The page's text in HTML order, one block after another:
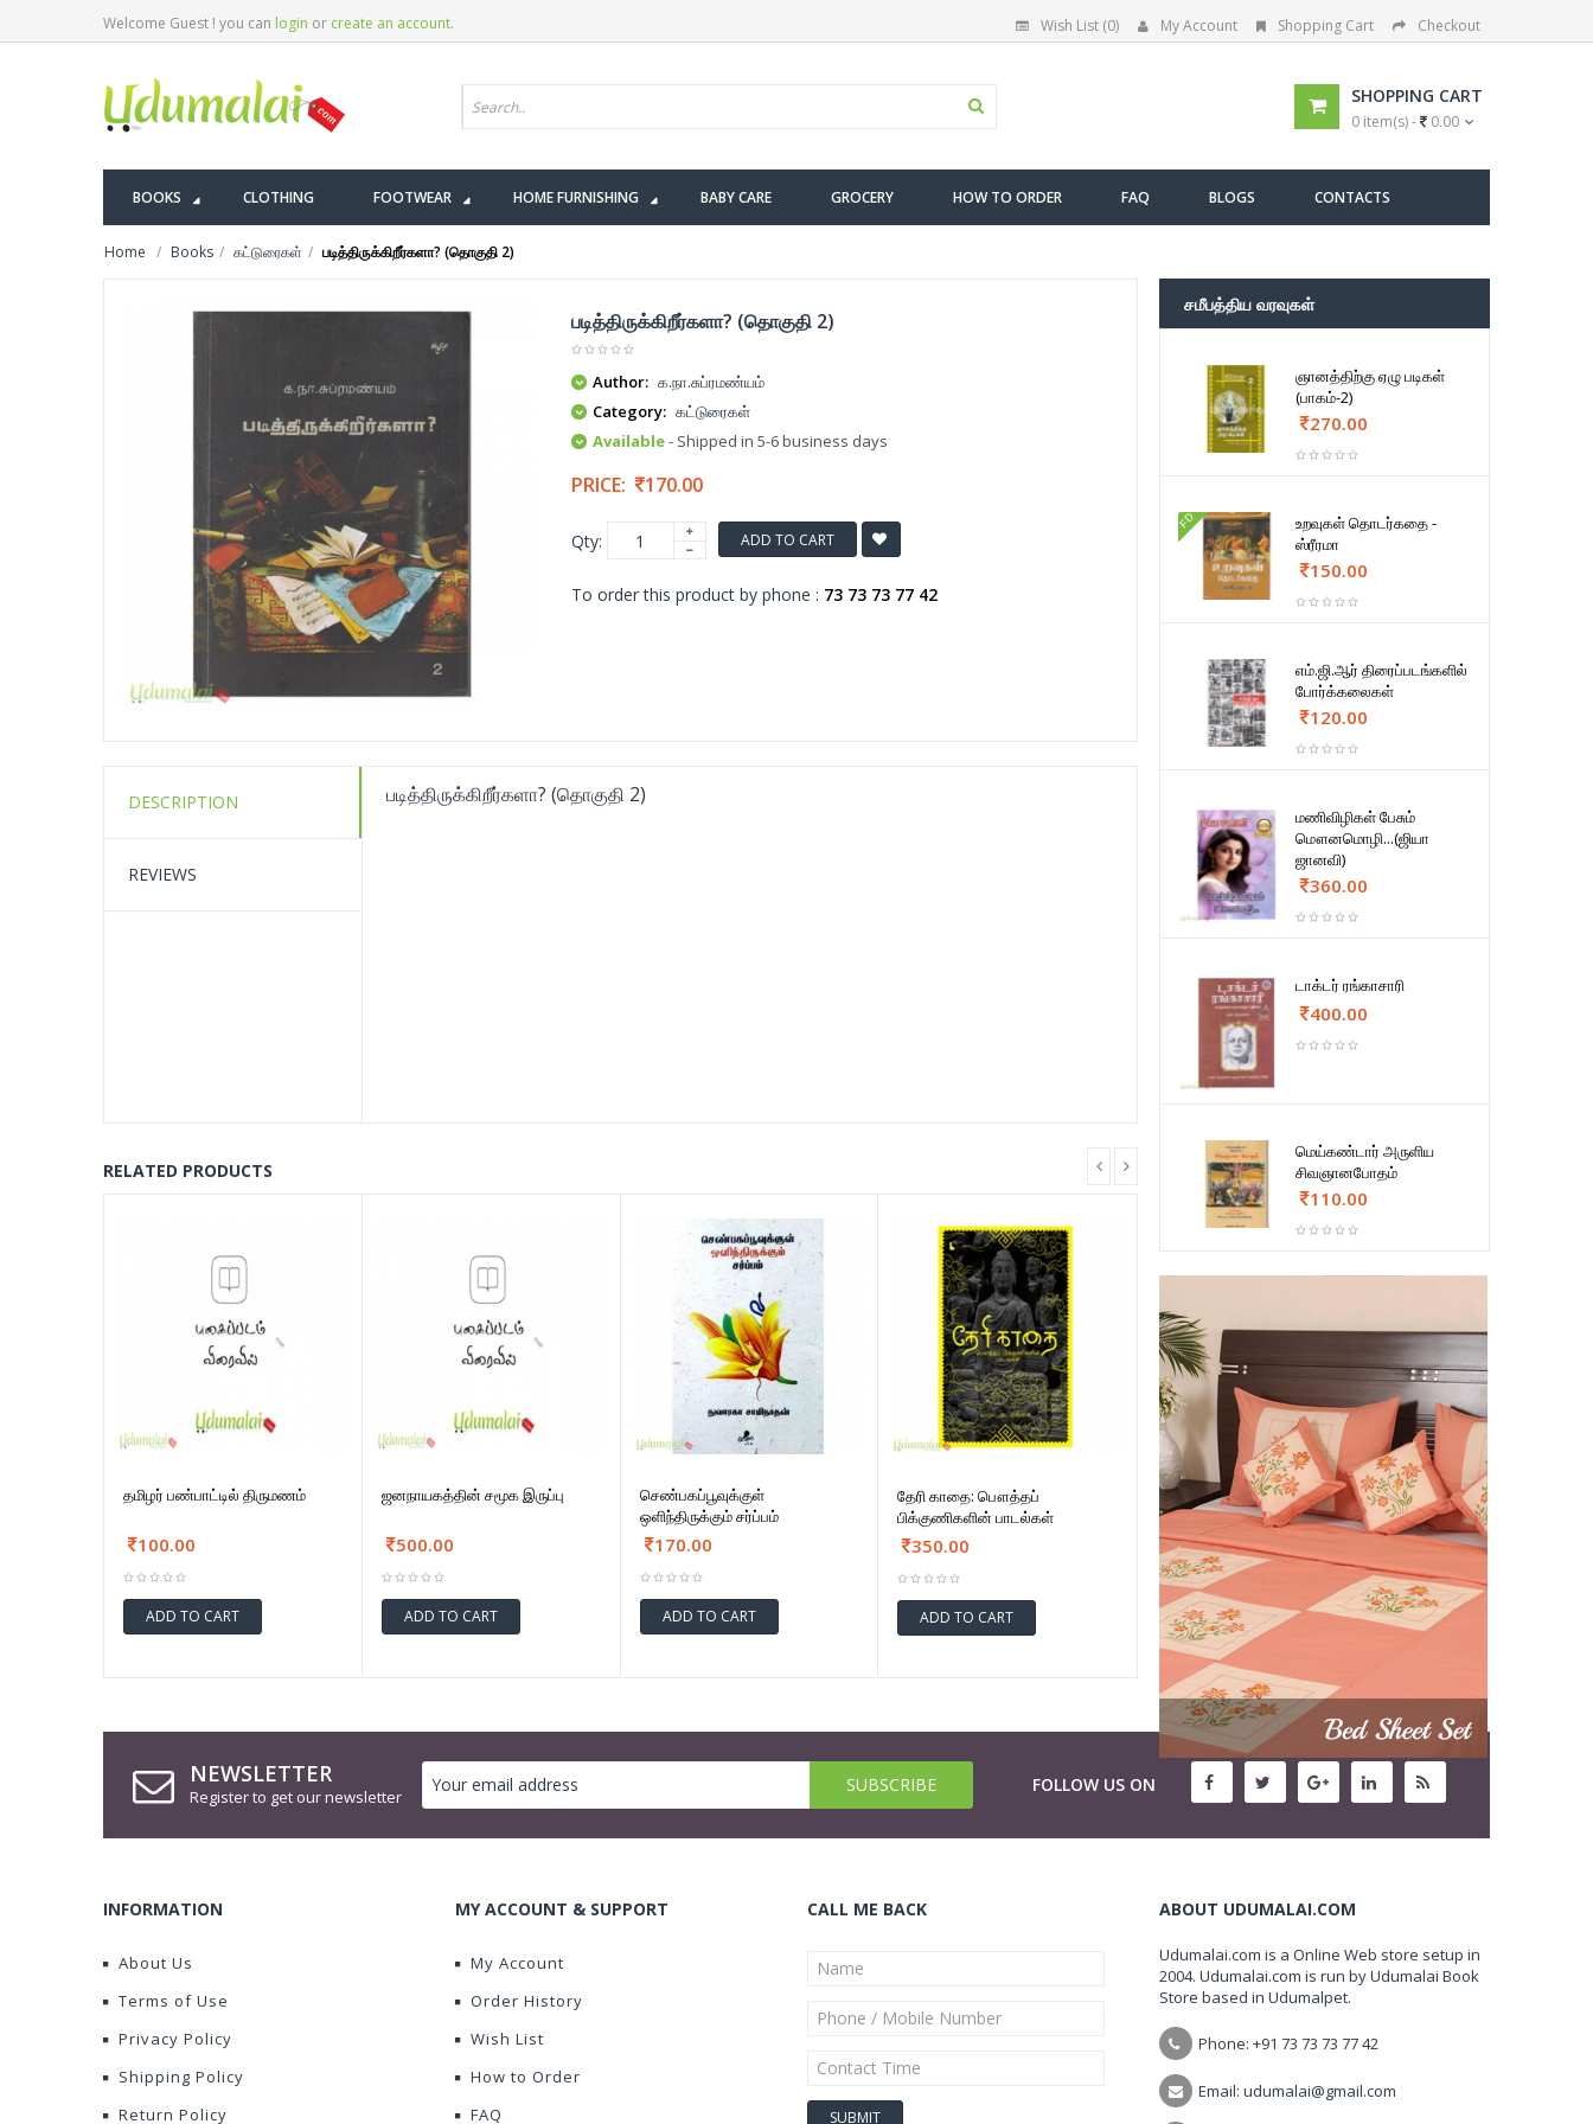
Welcome Guest ! you can login or create an account. Wish List (0) My Account Shopping Cart Checkout
SHOPPING CART
0 item(s) - 0.00
BOOKS CLOTHING FOOTWEAR HOME FURNISHING BABY CARE GROCERY HOW TO ORDER FAQ BLOGS CONTACTS
Home Books கட்டுரைகள் படித்திருக்கிறீர்களா? (தொகுதி 2)
படித்திருக்கிறீர்களா? (தொகுதி 2)
Author: க.நா.சுப்ரமண்யம்
Category: கட்டுரைகள்
Available- Shipped in 5-6 business days
PRICE: 170.00
Qty: ADD TO CART
To order this product by phone : 73 73 73 77 42
DESCRIPTION
REVIEWS
படித்திருக்கிறீர்களா? (தொகுதி 2)
RELATED PRODUCTS
தமிழர் பண்பாட்டில் திருமணம்
100.00
ADD TO CART
ஜனநாயகத்தின் சமூக இருப்பு
500.00
ADD TO CART
செண்பகப்பூவுக்குள்
ஒளிந்திருக்கும் சர்ப்பம்
170.00
ADD TO CART
தேரி காதை: பௌத்தப்
பிக்குணிகளின் பாடல்கள்
350.00
ADD TO CART
சமீபத்திய வரவுகள்
ஞானத்திற்கு ஏழு படிகள்
(பாகம்-2)
270.00
FD
உறவுகள் தொடர்கதை -
ஸ்ரீரமா
150.00
எம்.ஜி.ஆர் திரைப்படங்களில்
போர்க்கலைகள்
120.00
மணிவிழிகள் பேசும்
மௌனமொழி...(ஜியா
ஜானவி)
360.00
டாக்டர் ரங்காசாரி
400.00
மெய்கண்டார் அருளிய
சிவஞானபோதம்
110.00
NEWSLETTER
Register to get our newsletter
FOLLOW US ON
INFORMATION
About Us
Terms of Use
Privacy Policy
Shipping Policy
Return Policy
MY ACCOUNT & SUPPORT
My Account
Order History
Wish List
How to Order
FAQ
CALL ME BACK ABOUT UDUMALAI.COM
Udumalai.com is a Online Web store setup in
2004. Udumalai.com is run by Udumalai Book
Store based in Udumalpet.
Phone: +91 73 73 73 77 42
Email: udumalai@gmail.com